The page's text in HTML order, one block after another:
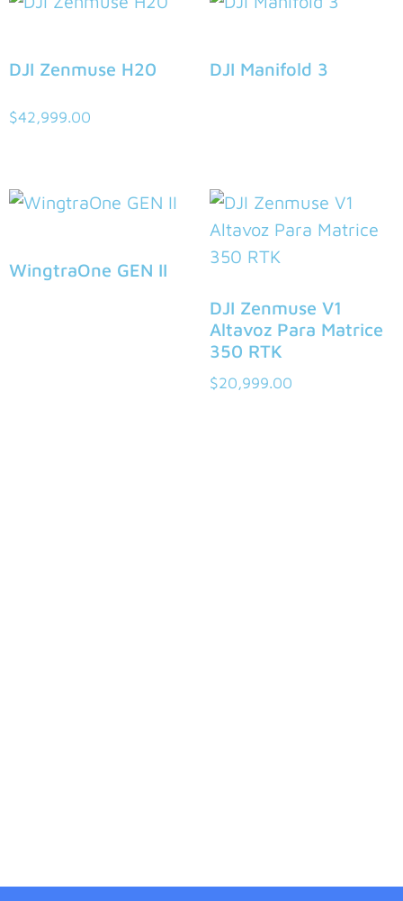
DJI Zenmuse H20
$42,999.00
DJI Manifold 3
WingtraOne GEN II
DJI Zenmuse V1
Altavoz Para Matrice
350 RTK
$20,999.00